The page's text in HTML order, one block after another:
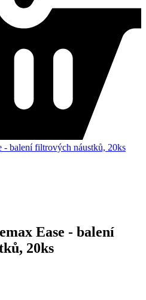
- balení filtrových náustků, 20ks
Ease - balení
20ks